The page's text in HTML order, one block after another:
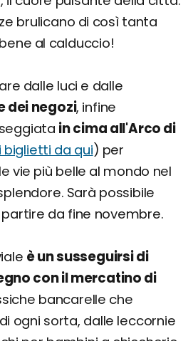
brulicano di così tanta
al calduccio!
dalle luci e dalle
dei negozi, infine
in cima all'Arco di
biglietti da qui) per
vie più belle al mondo nel
Sarà possibile
da fine novembre.
è un susseguirsi di
con il mercatino di
bancarelle che
ogni sorta, dalle leccornie